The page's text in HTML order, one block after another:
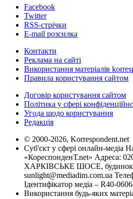
Facebook
Twitter
RSS-стрічки
E-mail розсилка
Контакти
Реклама на сайті
Використання матеріалів
Правила користування сайтом
Договір користування сайтом
Політика у сфері
Угода щодо користування
Редакція
© 2000-2026, Korrespondent.net
Суб'єкт у сфері онлайн-медіа
«КореспонденТ.net» Адреса:
ХАРКІВСЬКЕ ШОСЕ, будинок
sunlight@mediadim.com.ua
Ідентифікатор медіа – R40-
Використання будь-яких